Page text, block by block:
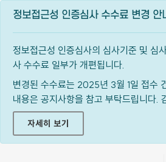
정보접근성 인증심사 수수료 변경 안
정보접근성 인증심사의 심사기준 및 심
사 수수료 일부가 개편됩니다.
변경된 수수료는 2025년 3월 1일 접수
내용은 공지사항을 참고 부탁드립니다.
자세히 보기